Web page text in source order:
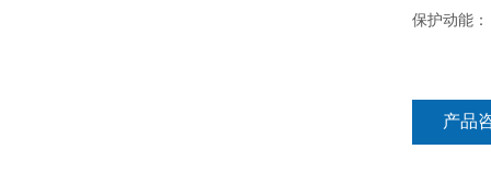
保护动能 ：
产品